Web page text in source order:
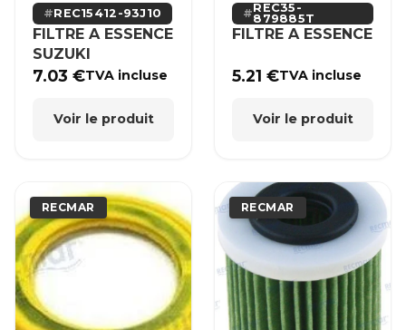
REC15412-93J10
FILTRE A ESSENCE
SUZUKI
7.03€TVA incluse
Voir le produit
REC35-
879885T
FILTRE A ESSENCE
5.21€TVA incluse
Voir le produit
RECMAR RECMAR